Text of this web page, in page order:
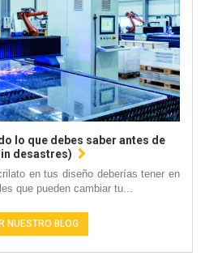
lo que debes saber antes de
desastres)
en tus diseño deberías tener en
que pueden cambiar tu...
NUESTRO BLOG